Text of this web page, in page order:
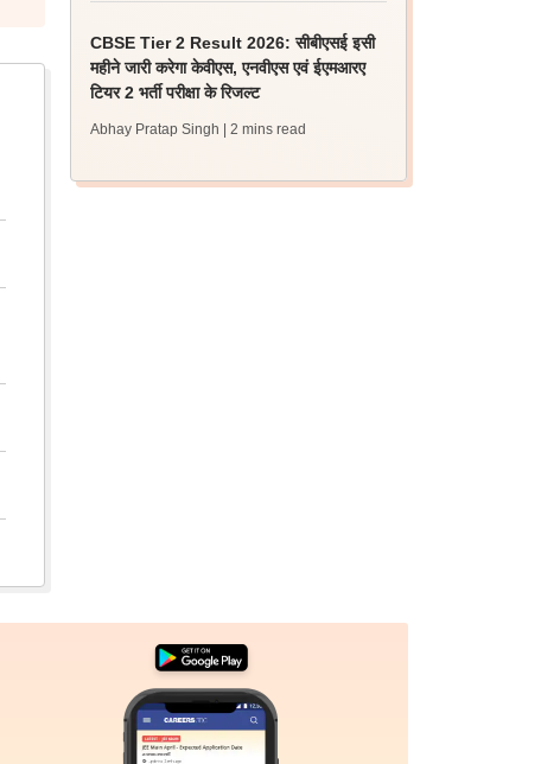
CBSE Tier 2 Result 2026: सीबीएसई इसी
महीने जारी करेगा केवीएस, एनवीएस एवं ईएमआरए
टियर 2 भर्ती परीक्षा के रिजल्ट
Abhay Pratap Singh | 2 mins read